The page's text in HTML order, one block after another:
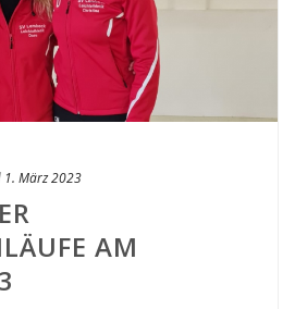
1. März 2023
AM 1